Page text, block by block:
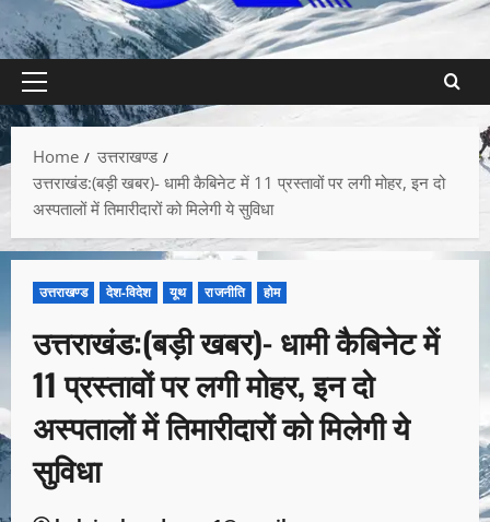
Home
उत्तराखण्ड
उत्तराखंड:(बड़ी खबर)- धामी कैबिनेट में 11 प्रस्तावों पर लगी मोहर, इन दो
अस्पतालों में तिमारीदारों को मिलेगी ये सुविधा
उत्तराखण्ड देश-विदेश यूथ राजनीति होम
उत्तराखंड:(बड़ी खबर)- धामी कैबिनेट में
11 प्रस्तावों पर लगी मोहर, इन दो
अस्पतालों में तिमारीदारों को मिलेगी ये
सुविधा